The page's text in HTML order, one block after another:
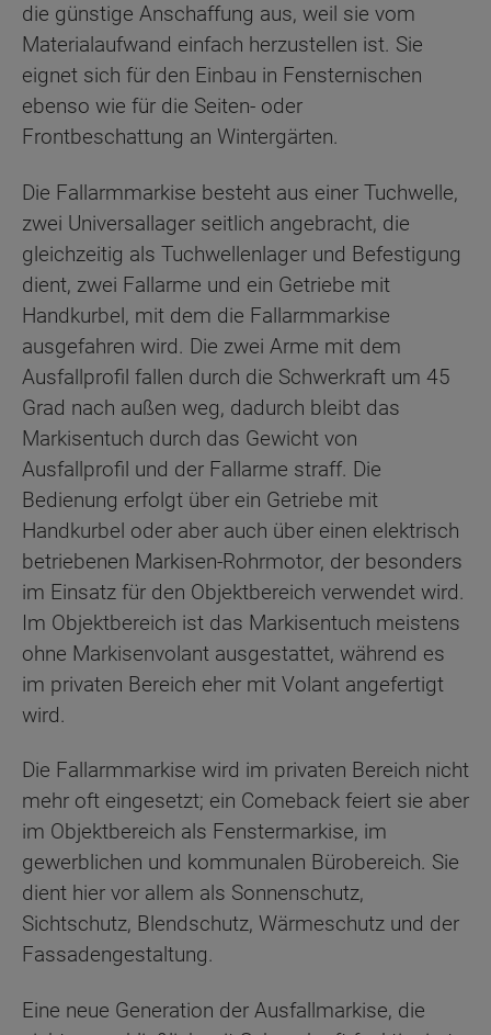
die günstige Anschaffung aus, weil sie vom
Materialaufwand einfach herzustellen ist. Sie
eignet sich für den Einbau in Fensternischen
ebenso wie für die Seiten- oder
Frontbeschattung an Wintergärten.
Die Fallarmmarkise besteht aus einer Tuchwelle,
zwei Universallager seitlich angebracht, die
gleichzeitig als Tuchwellenlager und Befestigung
dient, zwei Fallarme und ein Getriebe mit
Handkurbel, mit dem die Fallarmmarkise
ausgefahren wird. Die zwei Arme mit dem
Ausfallprofil fallen durch die Schwerkraft um 45
Grad nach außen weg, dadurch bleibt das
Markisentuch durch das Gewicht von
Ausfallprofil und der Fallarme straff. Die
Bedienung erfolgt über ein Getriebe mit
Handkurbel oder aber auch über einen elektrisch
betriebenen Markisen-Rohrmotor, der besonders
im Einsatz für den Objektbereich verwendet wird.
Im Objektbereich ist das Markisentuch meistens
ohne Markisenvolant ausgestattet, während es
im privaten Bereich eher mit Volant angefertigt
wird.
Die Fallarmmarkise wird im privaten Bereich nicht
mehr oft eingesetzt; ein Comeback feiert sie aber
im Objektbereich als Fenstermarkise, im
gewerblichen und kommunalen Bürobereich. Sie
dient hier vor allem als Sonnenschutz,
Sichtschutz, Blendschutz, Wärmeschutz und der
Fassadengestaltung.
Eine neue Generation der Ausfallmarkise, die